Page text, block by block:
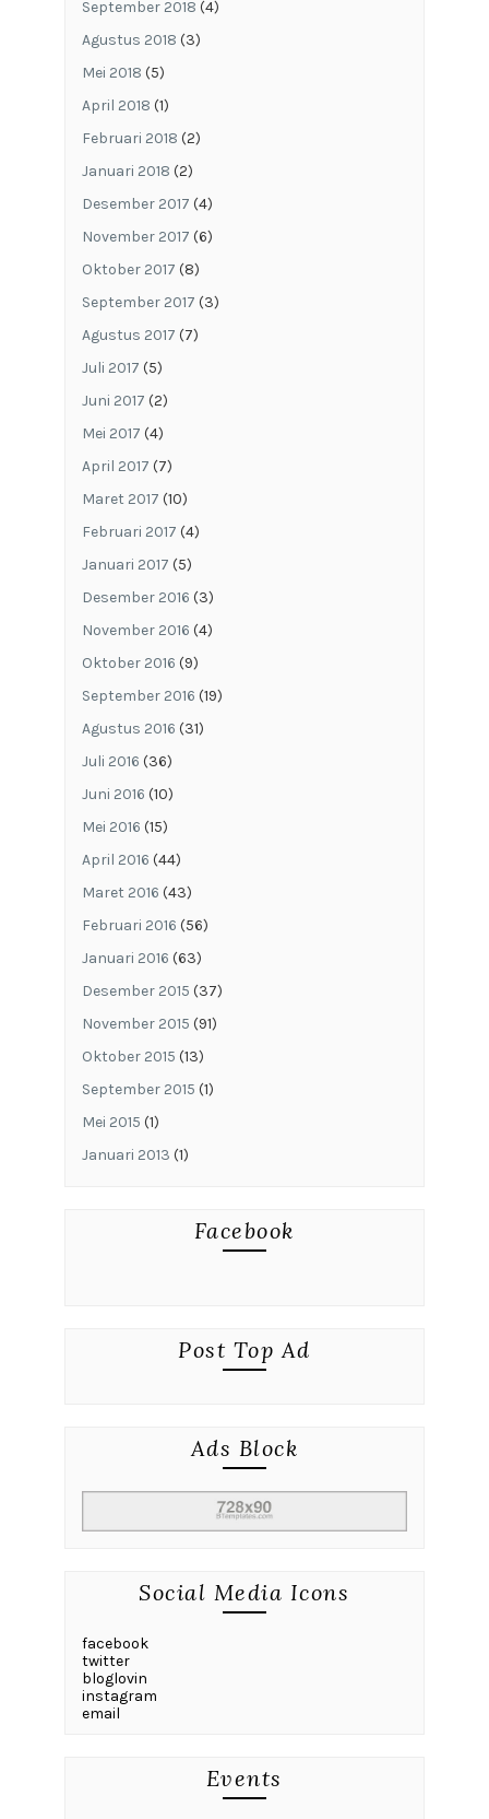
September 2018 (4)
Agustus 2018 (3)
Mei 2018 (5)
April 2018 (1)
Februari 2018 (2)
Januari 2018 (2)
Desember 2017 (4)
November 2017 (6)
Oktober 2017 (8)
September 2017 (3)
Agustus 2017 (7)
Juli 2017 (5)
Juni 2017 (2)
Mei 2017 (4)
April 2017 (7)
Maret 2017 (10)
Februari 2017 (4)
Januari 2017 (5)
Desember 2016 (3)
November 2016 (4)
Oktober 2016 (9)
September 2016 (19)
Agustus 2016 (31)
Juli 2016 (36)
Juni 2016 (10)
Mei 2016 (15)
April 2016 (44)
Maret 2016 (43)
Februari 2016 (56)
Januari 2016 (63)
Desember 2015 (37)
November 2015 (91)
Oktober 2015 (13)
September 2015 (1)
Mei 2015 (1)
Januari 2013 (1)
Facebook
Post Top Ad
Ads Block
Social Media Icons
facebook
twitter
bloglovin
instagram
email
Events